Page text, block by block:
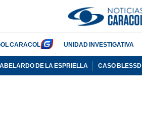
CARACOL UNIDAD INVESTIGATIVA
ABELARDO DE LA ESPRIELLA CASO BLESSD